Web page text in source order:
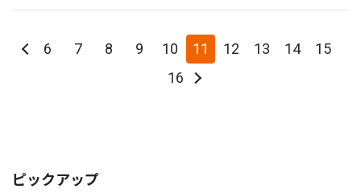
6 7 8 9 10 11 12 13 14
15
16
ピックアップ